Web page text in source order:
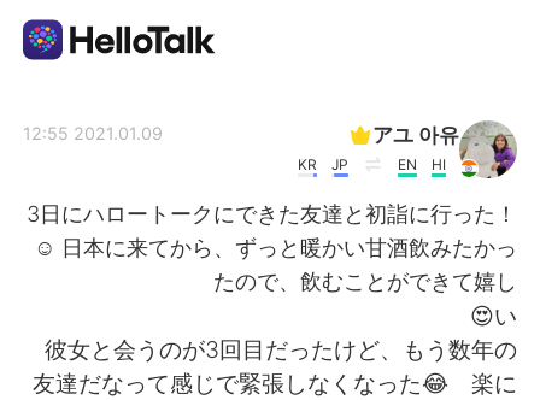
العربية
English 简体中文
アユ 아유
HI
EN
JP
KR
2021.01.09 12:55
3日にハロートークにできた友達と初詣に行った！
☺ 日本に来てから、ずっと暖かい甘酒飲みたかっ
たので、飲むことができて嬉し
い😍
彼女と会うのが3回目だったけど、もう数年の
友達だなって感じで緊張しなくなった😂 楽に